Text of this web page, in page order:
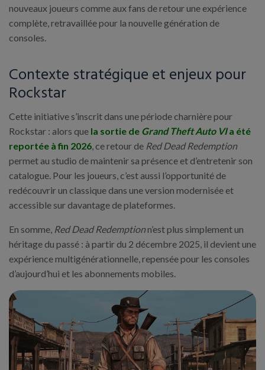
nouveaux joueurs comme aux fans de retour une expérience
complète, retravaillée pour la nouvelle génération de
consoles.
Contexte stratégique et enjeux pour
Rockstar
Cette initiative s’inscrit dans une période charnière pour
Rockstar : alors que la sortie de Grand Theft Auto VIa été
reportée à fin 2026, ce retour de Red Dead Redemption
permet au studio de maintenir sa présence et d’entretenir son
catalogue. Pour les joueurs, c’est aussi l’opportunité de
redécouvrir un classique dans une version modernisée et
accessible sur davantage de plateformes.
En somme, Red Dead Redemptionn’est plus simplement un
héritage du passé : à partir du 2 décembre 2025, il devient une
expérience multigénérationnelle, repensée pour les consoles
d’aujourd’hui et les abonnements mobiles.